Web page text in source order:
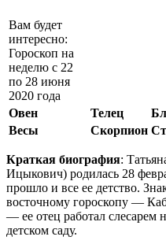
Вам будет
интересно:
Гороскоп на
неделю с 22
по 28 июня
2020 года
Овен
Телец
Весы
Скорпион
Краткая биография:
Ицыкович) родилась 28
прошло и все ее детство.
восточному гороскопу —
— ее отец работал слесарем
детском саду.